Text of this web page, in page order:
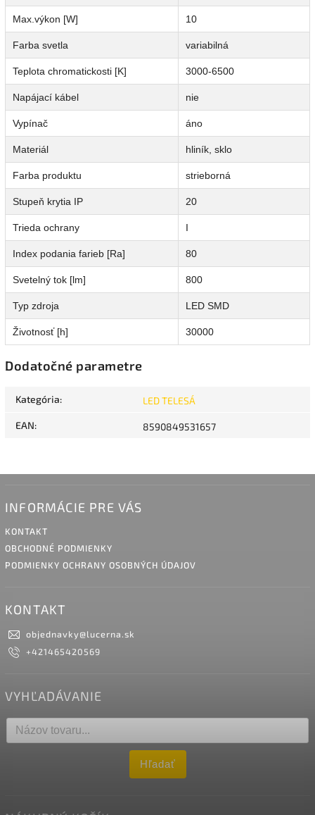
Max.výkon [W] 10
Farba svetla variabilná
Teplota chromatickosti [K] 3000-6500
Napájací kábel nie
Vypínač áno
Materiál hliník, sklo
Farba produktu strieborná
Stupeň krytia IP 20
Trieda ochrany I
Index podania farieb [Ra] 80
Svetelný tok [lm] 800
Typ zdroja LED SMD
Životnosť [h] 30000
Dodatočné parametre
Kategória: LED TELESÁ
EAN: 8590849531657
INFORMÁCIE PRE VÁS
KONTAKT
OBCHODNÉ PODMIENKY
PODMIENKY OCHRANY OSOBNÝCH ÚDAJOV
KONTAKT
objednavky@lucerna.sk
+421465420569
VYHĽADÁVANIE
Hľadať